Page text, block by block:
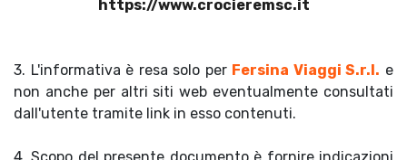
https://www.crocieremsc.it
3. L'informativa è resa solo per Fersina Viaggi S.r.l. e
non anche per altri siti web eventualmente consultati
dall'utente tramite link in esso contenuti.